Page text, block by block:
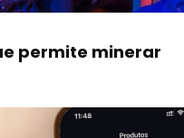
permite minerar